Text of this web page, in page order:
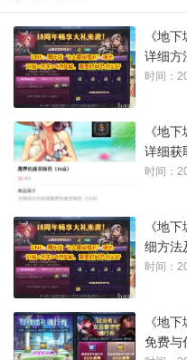
为保障每位玩家的体验，西
需分时段、实名预约入场，
年华”即可预约，线上预约于
以下为官方公布的场地活动
《地
详细方
时间：
《地
详细获
时间：
《地
细方法
时间：
《地
免费与